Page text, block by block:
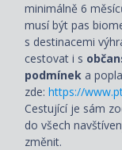
minimálně 6
musí být pas
s destinacemi
cestovat i s
podmínek a
zde: https://
Cestující je sám
do všech
změnit.